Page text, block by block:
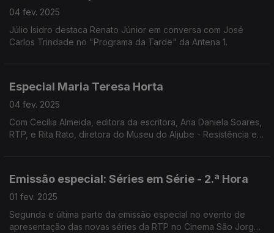
04 fev. 2025
Júlio Isidro destaca Renato Júnior em conversa com José
Carlos Trindade no "Programa da Tarde" da Antena 1.
Especial Maria Teresa Horta
04 fev. 2025
Com Cecília Almeida, editora da escritora, Ana Daniela Soares,
RTP, e Rita Rato, diretora do Museu do Aljube - Resistência e
Emissão especial: Séries em Série - 2.ª Hora
01 fev. 2025
Segunda e última parte da emissão especial no evento de
apresentação das novas séries da RTP no Cinema São Jorge